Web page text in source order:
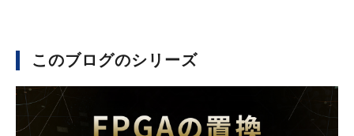
このブログのシリーズ